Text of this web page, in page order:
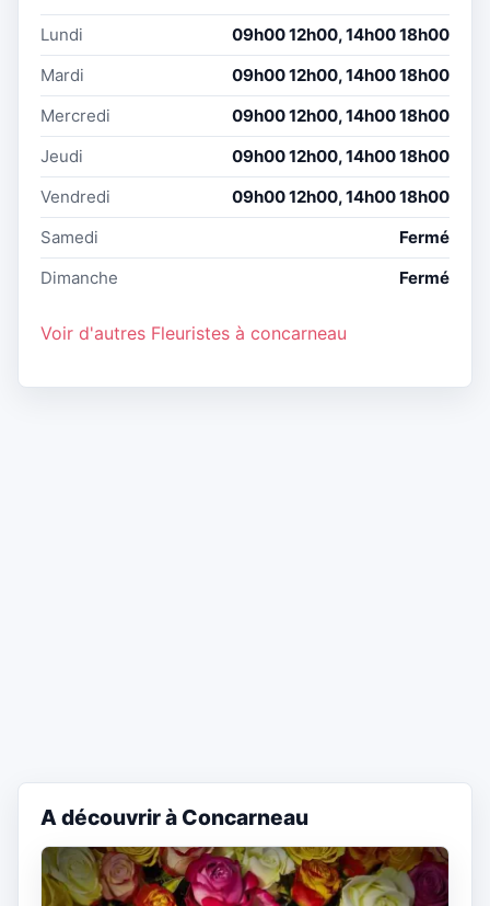
Lundi
09h00 12h00, 14h00 18h00
Mardi
09h00 12h00, 14h00 18h00
Mercredi
09h00 12h00, 14h00 18h00
Jeudi
09h00 12h00, 14h00 18h00
Vendredi
09h00 12h00, 14h00 18h00
Samedi
Fermé
Dimanche
Fermé
Voir d'autres Fleuristes à concarneau
A découvrir à Concarneau